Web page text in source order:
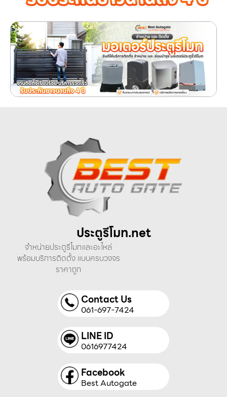
ประตูรีโมท.net
จำหน่ายประตูรีโมทและอะไหล่
พร้อมบริการติดตั้ง แบบครบวงจร
ราคาถูก
Contact Us
061-697-7424
LINE ID
0616977424
Facebook
Best Autogate